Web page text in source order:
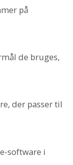
på
de bruges,
der passer til
software i